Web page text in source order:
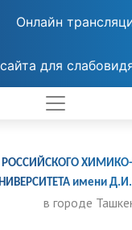
Онлайн
для
ХИМИКО-
имени
в городе